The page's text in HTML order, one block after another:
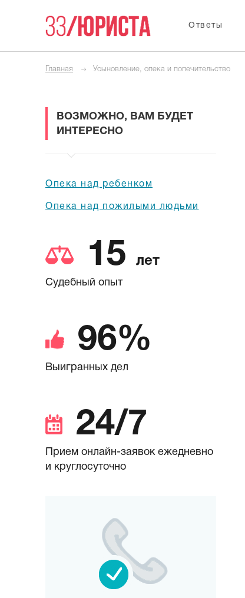
Ответы
Главная Усыновление, опека и попечительство
ВОЗМОЖНО, ВАМ БУДЕТ
ИНТЕРЕСНО
Опека над ребенком
Опека над пожилыми людьми
15 лет
Судебный опыт
96%
Выигранных дел
24/7
Прием онлайн-заявок ежедневно
и круглосуточно